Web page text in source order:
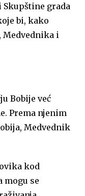
grada
bi, kako
Medvednika i
Bobije već
Prema njenim
Medvednik
kod
mogu se